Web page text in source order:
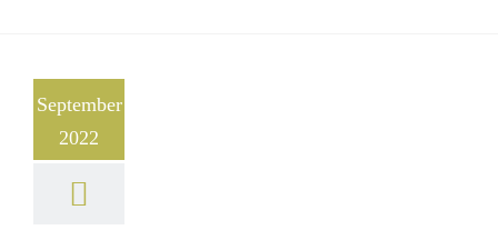
September
2022